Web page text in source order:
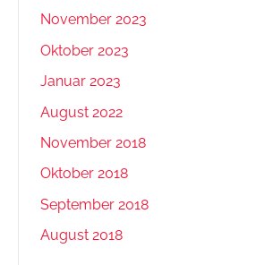
November 2023
Oktober 2023
Januar 2023
August 2022
November 2018
Oktober 2018
September 2018
August 2018